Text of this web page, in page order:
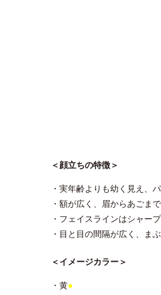
＜顔立ちの特徴＞
・実年齢よりも幼く見え、
・額が広く、眉からあごま
・フェイスラインはシャー
・目と目の間隔が広く、ま
＜イメージカラー＞
・黄●